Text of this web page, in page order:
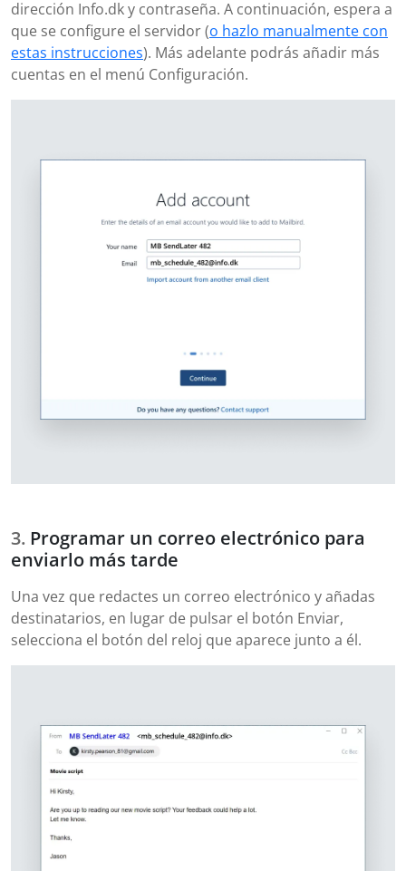
dirección Info.dk y contraseña. A continuación, espera a
que se configure el servidor (o hazlo manualmente con
estas instrucciones). Más adelante podrás añadir más
cuentas en el menú Configuración.
Programar un correo electrónico para
enviarlo más tarde
Una vez que redactes un correo electrónico y añadas
destinatarios, en lugar de pulsar el botón Enviar,
selecciona el botón del reloj que aparece junto a él.